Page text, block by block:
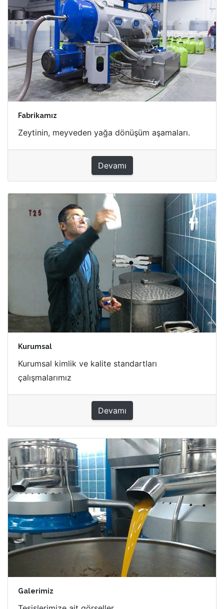
Fabrikamız
Zeytinin, meyveden yağa dönüşüm aşamaları.
Devamı
Kurumsal
Kurumsal kimlik ve kalite standartları
çalışmalarımız
Devamı
Galerimiz